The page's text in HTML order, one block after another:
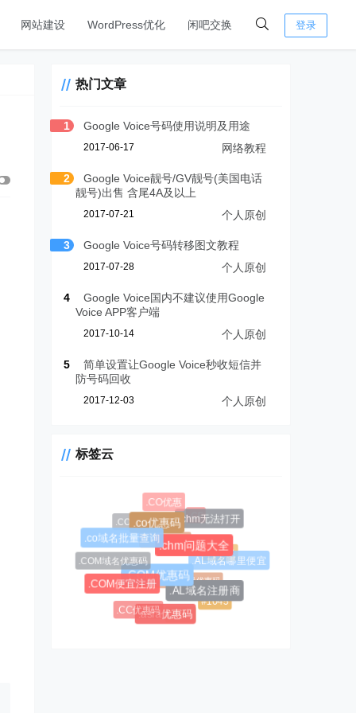
网站建设 WordPress优化 闲吧交换 登录
热门文章
1 Google Voice号码使用说明及用途
2017-06-17 网络教程
2
Google Voice靓号/GV靓号(美国电话
靓号)出售 含尾4A及以上
2017-07-21 个人原创
3 Google Voice号码转移图文教程
2017-07-28 个人原创
4
Google Voice国内不建议使用Google
Voice APP客户端
2017-10-14 个人原创
5
简单设置让Google Voice秒收短信并
防号码回收
2017-12-03 个人原创
标签云
#1045
#1146
$0.99超级优惠码
.AL域名
.AL域名哪里便宜
.AL域名注册商
.asia优惠码
.CC优惠码
.CC域名
.CC域名注册
.CF
.chm无法打开
.chm问题大全
.COM优惠码
.COM便宜注册
.COM域名优惠码
.COM新购
.CO优惠
.co优惠码
.co域名批量查询